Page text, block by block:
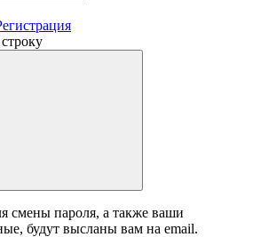
смены пароля, а также ваши
будут высланы вам на email.